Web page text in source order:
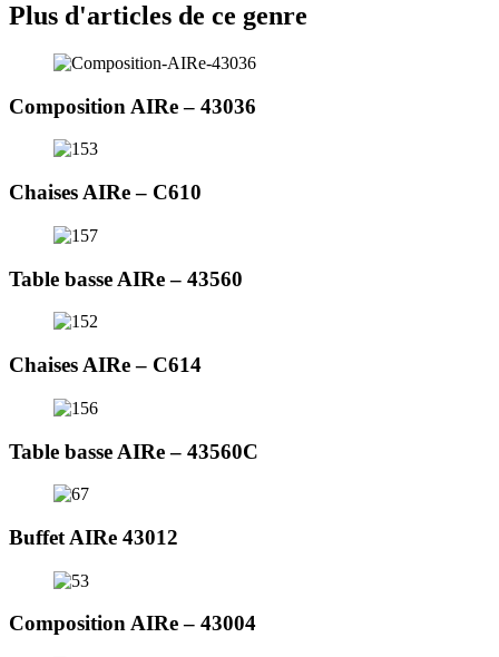
Plus d'articles de ce genre
Composition AIRe – 43036
Chaises AIRe – C610
Table basse AIRe – 43560
Chaises AIRe – C614
Table basse AIRe – 43560C
Buffet AIRe 43012
Composition AIRe – 43004